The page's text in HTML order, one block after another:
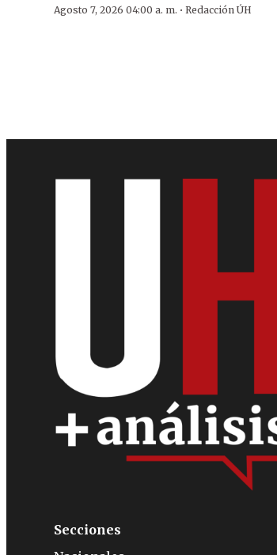
Agosto 7, 2026 04:00 a. m. · Redacción ÚH
Secciones